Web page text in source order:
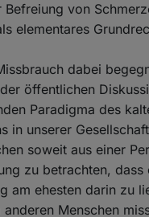
Befreiung von
elementares
dabei
öffentlichen
Paradigma des
in unserer
soweit aus einer
zu betrachten, dass
am ehesten darin zu
anderen Menschen